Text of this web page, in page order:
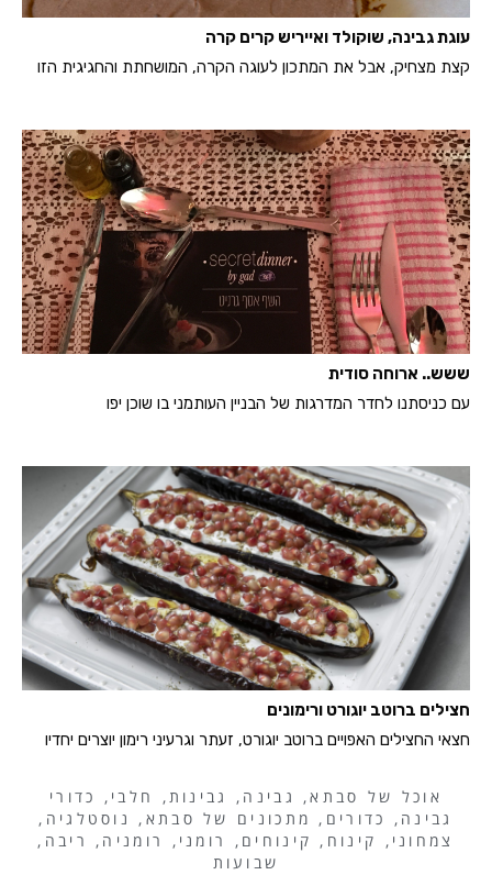
עוגת גבינה, שוקולד ואייריש קרים קרה
קצת מצחיק, אבל את המתכון לעוגה הקרה, המושחתת והחגיגית הזו
ששש.. ארוחה סודית
עם כניסתנו לחדר המדרגות של הבניין העותמני בו שוכן יפו
חצילים ברוטב יוגורט ורימונים
חצאי החצילים האפויים ברוטב יוגורט, זעתר וגרעיני רימון יוצרים יחדיו
אוכל של סבתא, גבינה , גבינות, חלבי ,
כדורי
גבינה , כדורים , מתכונים של סבתא , נוסטלגיה ,
צמחוני , קינוח , קינוחים , רומני , רומניה , ריבה ,
שבועות